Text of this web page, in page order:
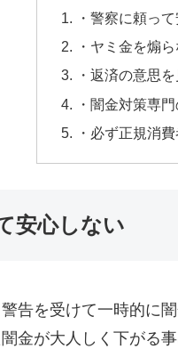
・警察に頼っ
・ヤミ金を煽
・返済の意思
・闇金対策専
・必ず正規消
安心しない
告を受けて一時的に
金が大人しく下がる事